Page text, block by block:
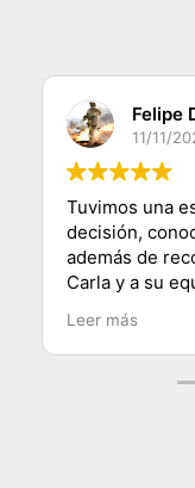
Felipe
11/11/
Tuvimos una
decisión,
además de
Carla y a su
saludos desde
Leer más